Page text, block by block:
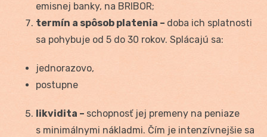
emisnej banky, na BRIBOR;
termín a spôsob platenia – doba ich splatnosti
sa pohybuje od 5 do 30 rokov. Splácajú sa:
jednorazovo,
postupne
likvidita – schopnosť jej premeny na peniaze
s minimálnymi nákladmi. Čím je intenzívnejšie sa